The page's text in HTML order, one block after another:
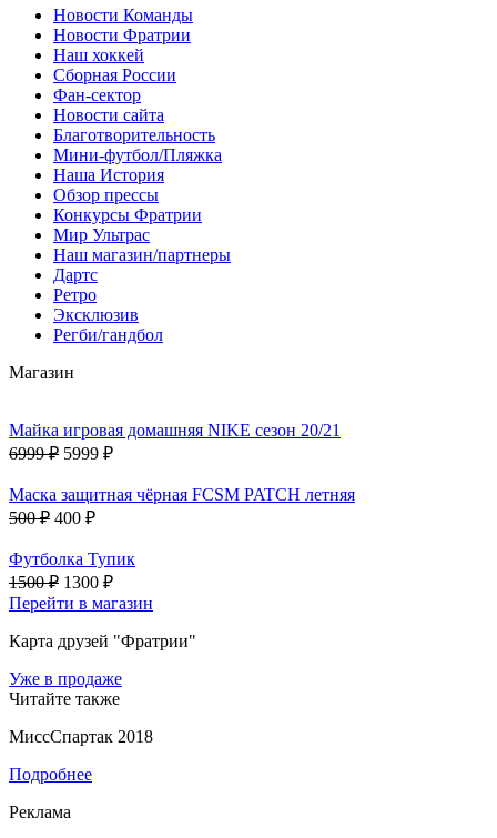
Новости Команды
Новости Фратрии
Наш хоккей
Сборная России
Фан-cектор
Новости сайта
Благотворительность
Мини-футбол/Пляжка
Наша История
Обзор прессы
Конкурсы Фратрии
Мир Ультрас
Наш магазин/партнеры
Дартс
Ретро
Эксклюзив
Регби/гандбол
Магазин
Майка игровая домашняя NIKE сезон 20/21
6999 ₽ 5999 ₽
Маска защитная чёрная FCSM PATCH летняя
500 ₽ 400 ₽
Футболка Тупик
1500 ₽ 1300 ₽
Перейти в магазин
Карта друзей "Фратрии"
Уже в продаже
Читайте также
МиссСпартак 2018
Подробнее
Реклама